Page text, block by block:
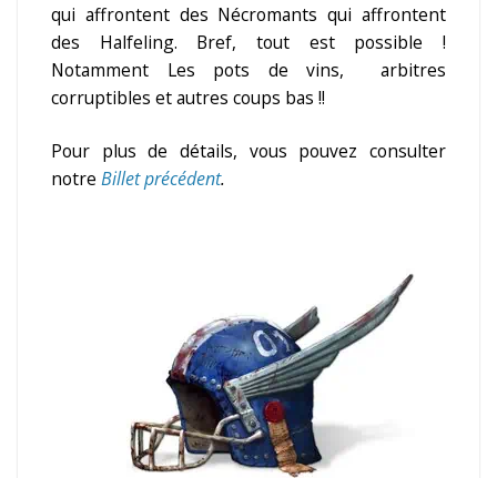
qui affrontent des Nécromants qui affrontent
des Halfeling. Bref, tout est possible !
Notamment Les pots de vins, arbitres
corruptibles et autres coups bas !!
Pour plus de détails, vous pouvez consulter
notre Billet précédent.